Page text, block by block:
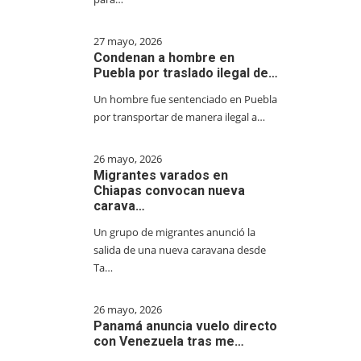
27 mayo, 2026
Condenan a hombre en
Puebla por traslado ilegal de…
Un hombre fue sentenciado en Puebla
por transportar de manera ilegal a…
26 mayo, 2026
Migrantes varados en
Chiapas convocan nueva
carava…
Un grupo de migrantes anunció la
salida de una nueva caravana desde
Ta…
26 mayo, 2026
Panamá anuncia vuelo directo
con Venezuela tras me…